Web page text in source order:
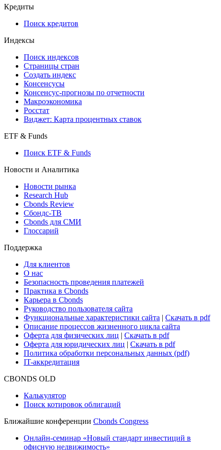
API and Data Feed
API каталог
Кредиты
Поиск кредитов
Индексы
Поиск индексов
Страницы стран
Создать индекс
Консенсусы
Консенсус-прогнозы по отчетности
Макроэкономика
Виджет: Карта процентных ставок
ETF & Funds
Поиск ETF & Funds
Новости и Аналитика
Новости рынка
Research Hub
Cbonds Review
Сбондс-ТВ
Глоссарий
Поддержка
Для клиентов
О нас
Безопасность проведения платежей
Практика в Cbonds
Карьера в Cbonds
Руководство пользователя сайта
Функциональные характеристики сайта|Скачать в pdf
Описание процессов жизненного цикла сайта
Оферта для физических лиц
Оферта для юридических лиц
IT-аккредитация
Поиск котировок облигаций